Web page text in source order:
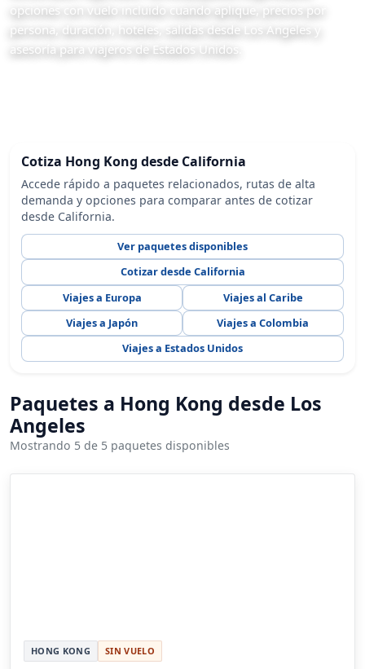
opciones con vuelo incluido cuando aplique, precios por
persona, duración, hoteles, salidas desde Los Angeles y
asesoría para viajeros de Estados Unidos.
Cotiza Hong Kong desde California
Accede rápido a paquetes relacionados, rutas de alta
demanda y opciones para comparar antes de cotizar
desde California.
Ver paquetes disponibles
Cotizar desde California
Viajes a Europa
Viajes al Caribe
Viajes a Japón
Viajes a Colombia
Viajes a Estados Unidos
Paquetes a Hong Kong desde Los
Angeles
Mostrando 5 de 5 paquetes disponibles
HONG KONG SIN VUELO